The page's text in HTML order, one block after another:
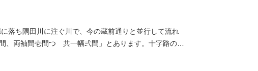
落ち隅田川に注ぐ川で、今の蔵前通りと並行して流れ
両袖間壱間つゞ共一幅弐間」とあります。十字路の東